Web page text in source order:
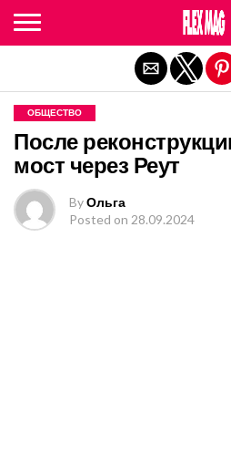
ОБЩЕСТВО
После
мост через Реут
ByОльга
Posted on 28.09.2024
Exit mobile